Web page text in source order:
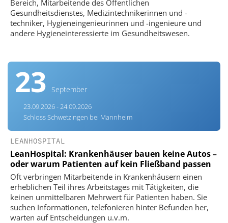
Bereich, Mitarbeitende des Öffentlichen
Gesundheitsdienstes, Medizintechnikerinnen und -
techniker, Hygieneingenieurinnen und -ingenieure und
andere Hygieneinteressierte im Gesundheitswesen.
23 September
23.09.2026 - 24.09.2026
Schloss Schwetzingen bei Mannheim
LEANHOSPITAL
LeanHospital: Krankenhäuser bauen keine Autos –
oder warum Patienten auf kein Fließband passen
Oft verbringen Mitarbeitende in Krankenhäusern einen
erheblichen Teil ihres Arbeitstages mit Tätigkeiten, die
keinen unmittelbaren Mehrwert für Patienten haben. Sie
suchen Informationen, telefonieren hinter Befunden her,
warten auf Entscheidungen u.v.m.